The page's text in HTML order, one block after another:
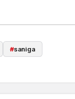
#saniga